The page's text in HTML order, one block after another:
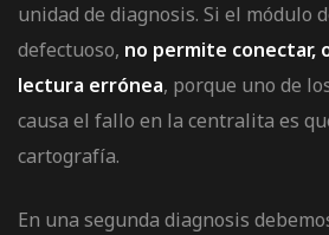
unidad de diagnosis. Si el módulo
defectuoso, no permite conectar,
lectura errónea, porque uno de
causa el fallo en la centralita es
cartografía.
En una segunda diagnosis